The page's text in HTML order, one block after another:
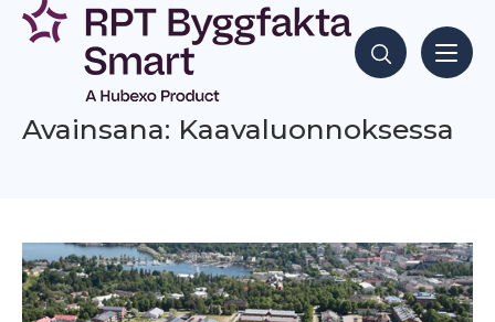
Siirry
sisältöön
Hae sisältöjä
Avainsana: Kaavaluonnoksessa